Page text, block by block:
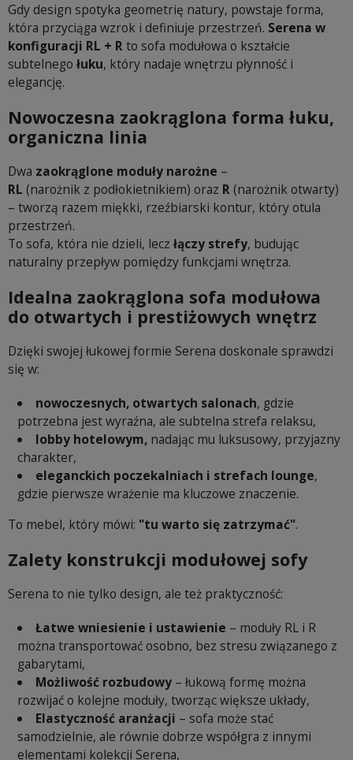
Gdy design spotyka geometrię natury, powstaje forma,
która przyciąga wzrok i definiuje przestrzeń. Serena w
konfiguracji RL + Rto sofa modułowa o kształcie
subtelnego łuku, który nadaje wnętrzu płynność i
elegancję.
Nowoczesna zaokrąglona forma łuku,
organiczna linia
Dwa zaokrąglone moduły narożne –
RL (narożnik z podłokietnikiem) oraz R(narożnik otwarty)
– tworzą razem miękki, rzeźbiarski kontur, który otula
przestrzeń.
To sofa, która nie dzieli, lecz łączy strefy, budując
naturalny przepływ pomiędzy funkcjami wnętrza.
Idealna zaokrąglona sofa modułowa
do otwartych i prestiżowych wnętrz
Dzięki swojej łukowej formie Serena doskonale sprawdzi
się w:
nowoczesnych, otwartych salonach, gdzie
potrzebna jest wyraźna, ale subtelna strefa relaksu,
lobby hotelowym,nadając mu luksusowy, przyjazny
charakter,
eleganckich poczekalniach i strefach lounge,
gdzie pierwsze wrażenie ma kluczowe znaczenie.
To mebel, który mówi: "tu warto się zatrzymać".
Zalety konstrukcji modułowej sofy
Serena to nie tylko design, ale też praktyczność:
Łatwe wniesienie i ustawienie – moduły RL i R
można transportować osobno, bez stresu związanego z
gabarytami,
Możliwość rozbudowy– łukową formę można
rozwijać o kolejne moduły, tworząc większe układy,
Elastyczność aranżacji – sofa może stać
samodzielnie, ale równie dobrze współgra z innymi
elementami kolekcji Serena,